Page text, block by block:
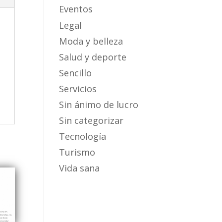
Eventos
Legal
Moda y belleza
Salud y deporte
Sencillo
Servicios
Sin ánimo de lucro
Sin categorizar
Tecnología
Turismo
Vida sana